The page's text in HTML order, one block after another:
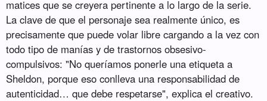
matices que se creyera pertinente a lo largo de la serie.
La clave de que el personaje sea realmente único, es
precisamente que puede volar libre cargando a la vez con
todo tipo de manías y de trastornos obsesivo-
compulsivos: "No queríamos ponerle una etiqueta a
Sheldon, porque eso conlleva una responsabilidad de
autenticidad… que debe respetarse", explica el creativo.